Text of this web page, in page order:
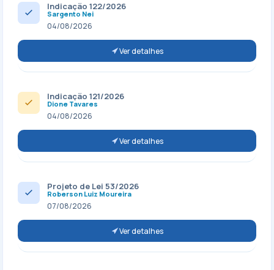
Indicação 122/2026
Sargento Nei
04/08/2026
Ver detalhes
Indicação 121/2026
Dione Tavares
04/08/2026
Ver detalhes
Projeto de Lei 53/2026
Roberson Luiz Moureira
07/08/2026
Ver detalhes